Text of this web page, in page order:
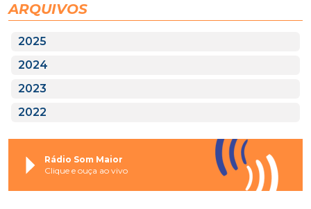
ARQUIVOS
2025
2024
2023
2022
Rádio Som Maior
Clique e ouça ao vivo